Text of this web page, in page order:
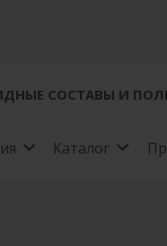
СОСТАВЫ И
Каталог